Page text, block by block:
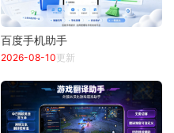
百度手机助手
2026-08-10更新